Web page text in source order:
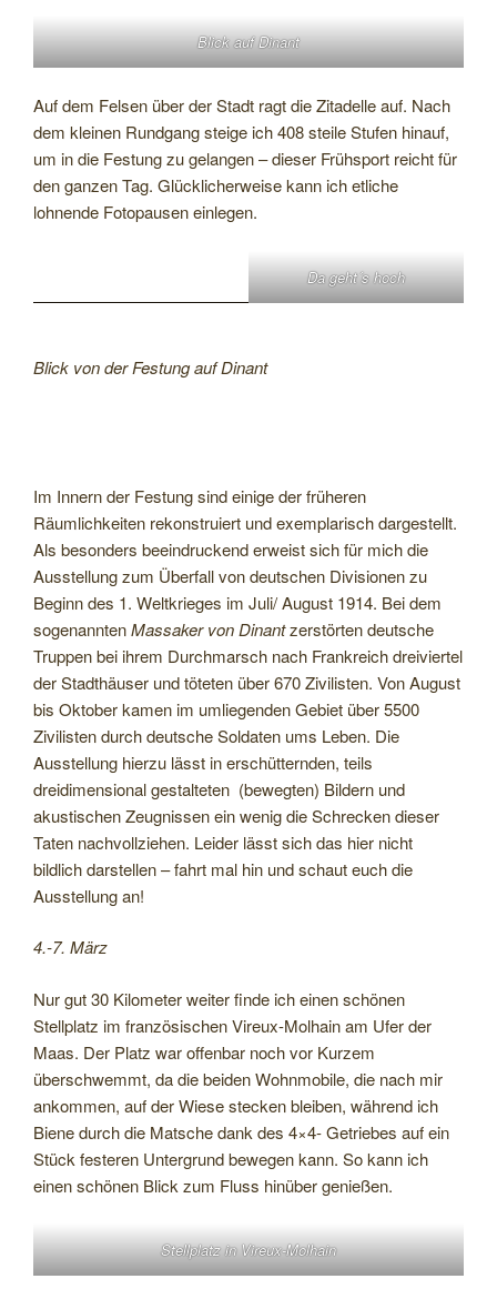
Blick auf Dinant
Auf dem Felsen über der Stadt ragt die Zitadelle auf. Nach
dem kleinen Rundgang steige ich 408 steile Stufen hinauf,
um in die Festung zu gelangen – dieser Frühsport reicht für
den ganzen Tag. Glücklicherweise kann ich etliche
lohnende Fotopausen einlegen.
Da geht´s hoch
Blick von der Festung auf Dinant
Im Innern der Festung sind einige der früheren
Räumlichkeiten rekonstruiert und exemplarisch dargestellt.
Als besonders beeindruckend erweist sich für mich die
Ausstellung zum Überfall von deutschen Divisionen zu
Beginn des 1. Weltkrieges im Juli/ August 1914. Bei dem
sogenanntenMassaker von Dinantzerstörten deutsche
Truppen bei ihrem Durchmarsch nach Frankreich dreiviertel
der Stadthäuser und töteten über 670 Zivilisten. Von August
bis Oktober kamen im umliegenden Gebiet über 5500
Zivilisten durch deutsche Soldaten ums Leben. Die
Ausstellung hierzu lässt in erschütternden, teils
dreidimensional gestalteten (bewegten) Bildern und
akustischen Zeugnissen ein wenig die Schrecken dieser
Taten nachvollziehen. Leider lässt sich das hier nicht
bildlich darstellen – fahrt mal hin und schaut euch die
Ausstellung an!
4.-7. März
Nur gut 30 Kilometer weiter finde ich einen schönen
Stellplatz im französischen Vireux-Molhain am Ufer der
Maas. Der Platz war offenbar noch vor Kurzem
überschwemmt, da die beiden Wohnmobile, die nach mir
ankommen, auf der Wiese stecken bleiben, während ich
Biene durch die Matsche dank des 4×4- Getriebes auf ein
Stück festeren Untergrund bewegen kann. So kann ich
einen schönen Blick zum Fluss hinüber genießen.
Stellplatz in Vireux-Molhain